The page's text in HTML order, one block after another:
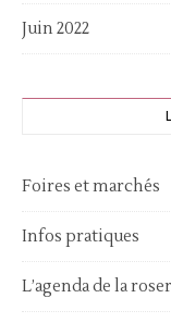
Juin 2022
Foires et marchés
Infos pratiques
L’agenda de la